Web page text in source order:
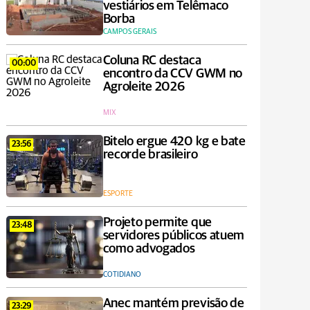
vestiários em Telêmaco
Borba
CAMPOS GERAIS
00:00
Coluna RC destaca
encontro da CCV GWM no
Agroleite 2026
MIX
23:56
Bitelo ergue 420 kg e bate
recorde brasileiro
ESPORTE
23:48
Projeto permite que
servidores públicos atuem
como advogados
COTIDIANO
23:29
Anec mantém previsão de